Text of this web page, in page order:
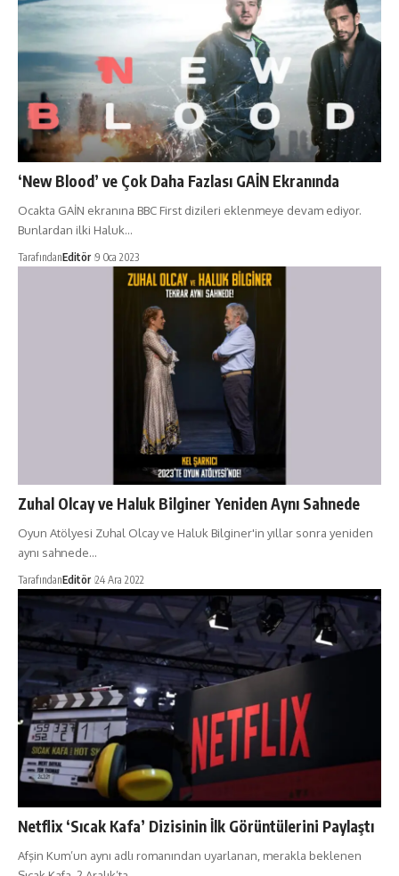
‘New Blood’ ve Çok Daha Fazlası GAİN Ekranında
Ocakta GAİN ekranına BBC First dizileri eklenmeye devam ediyor.
Bunlardan ilki Haluk…
TarafındanEditör 9 Oca 2023
Zuhal Olcay ve Haluk Bilginer Yeniden Aynı Sahnede
Oyun Atölyesi Zuhal Olcay ve Haluk Bilginer'in yıllar sonra yeniden
aynı sahnede…
TarafındanEditör 24 Ara 2022
Netflix ‘Sıcak Kafa’ Dizisinin İlk Görüntülerini Paylaştı
Afşin Kum’un aynı adlı romanından uyarlanan, merakla beklenen